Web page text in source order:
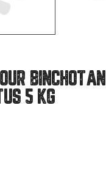
BINCHOTAN
5 KG